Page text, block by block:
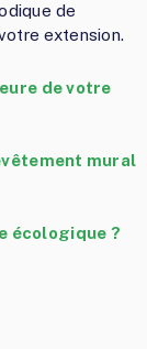
de
extension.
de votre
mural
écologique ?